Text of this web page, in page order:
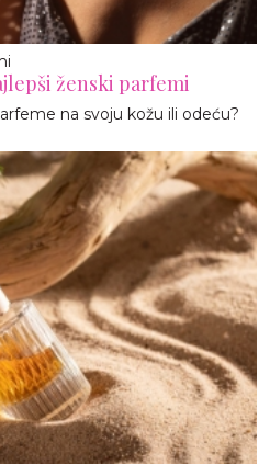
ženski parfemi
na svoju kožu ili odeću?